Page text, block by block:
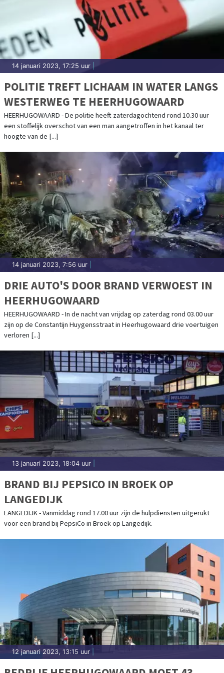
14 januari 2023, 17:25 uur
POLITIE TREFT LICHAAM IN WATER LANGS
WESTERWEG TE HEERHUGOWAARD
HEERHUGOWAARD - De politie heeft zaterdagochtend rond 10.30 uur
een stoffelijk overschot van een man aangetroffen in het kanaal ter
hoogte van de [...]
14 januari 2023, 7:56 uur
DRIE AUTO'S DOOR BRAND VERWOEST IN
HEERHUGOWAARD
HEERHUGOWAARD - In de nacht van vrijdag op zaterdag rond 03.00 uur
zijn op de Constantijn Huygensstraat in Heerhugowaard drie voertuigen
verloren [...]
13 januari 2023, 18:04 uur
BRAND BIJ PEPSICO IN BROEK OP
LANGEDIJK
LANGEDIJK - Vanmiddag rond 17.00 uur zijn de hulpdiensten uitgerukt
voor een brand bij PepsiCo in Broek op Langedijk.
12 januari 2023, 13:15 uur